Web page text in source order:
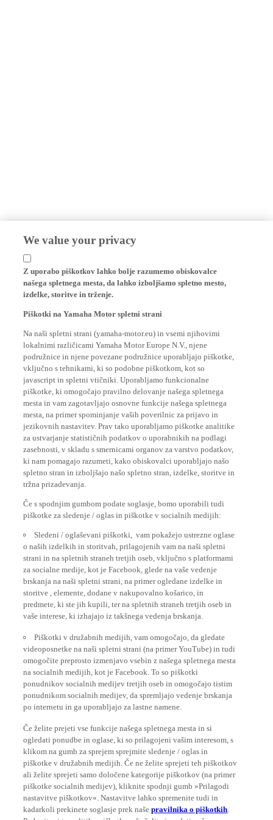
We value your privacy
Z uporabo piškotkov lahko bolje razumemo obiskovalce
našega spletnega mesta, da lahko izboljšamo spletno mesto,
izdelke, storitve in trženje.
Piškotki na Yamaha Motor spletni strani
Na naši spletni strani (yamaha-motor.eu) in vsemi njihovimi
lokalnimi različicami Yamaha Motor Europe N.V., njene
podružnice in njene povezane podružnice uporabljajo piškotke,
vključno s tehnikami, ki so podobne piškotkom, kot so
javascript in spletni vtičniki. Uporabljamo funkcionalne
piškotke, ki omogočajo pravilno delovanje našega spletnega
mesta in vam zagotavljajo osnovne funkcije našega spletnega
mesta, na primer spominjanje vaših poverilnic za prijavo in
jezikovnih nastavitev. Prav tako uporabljamo piškotke analitike
za ustvarjanje statističnih podatkov o uporabnikih na podlagi
zasebnosti, v skladu s smernicami organov za varstvo podatkov,
ki nam pomagajo razumeti, kako obiskovalci uporabljajo našo
spletno stran in izboljšajo našo spletno stran, izdelke, storitve in
tržna prizadevanja.
Če s spodnjim gumbom podate soglasje, bomo uporabili tudi
piškotke za sledenje / oglas in piškotke v socialnih medijih:
Sledeni / oglaševani piškotki, vam pokažejo ustrezne oglase
o naših izdelkih in storitvah, prilagojenih vam na naši spletni
strani in na spletnih straneh tretjih oseb, vključno s platformami
za socialne medije, kot je Facebook, glede na vaše vedenje
brskanja na naši spletni strani, na primer ogledane izdelke in
storitve , elemente, dodane v nakupovalno košarico, in
predmete, ki ste jih kupili, ter na spletnih straneh tretjih oseb in
vaše interese, ki izhajajo iz takšnega vedenja brskanja.
Piškotki v družabnih medijih, vam omogočajo, da gledate
videoposnetke na naši spletni strani (na primer YouTube) in tudi
omogočite preprosto izmenjavo vsebin z našega spletnega mesta
na socialnih medijih, kot je Facebook. To so piškotki
ponudnikov socialnih medijev tretjih oseb in omogočajo tistim
ponudnikom socialnih medijev, da spremljajo vedenje brskanja
po internetu in ga uporabljajo za lastne namene.
Če želite prejeti vse funkcije našega spletnega mesta in si
ogledati ponudbe in oglase, ki so prilagojeni vašim interesom, s
klikom na gumb za sprejem sprejmite sledenje / oglas in
piškotke v družabnih medijih. Če ne želite sprejeti teh piškotkov
ali želite sprejeti samo določene kategorije piškotkov (na primer
piškotke socialnih medijev), kliknite spodnji gumb »Prilagodi
nastavitve piškotkov«. Nastavitve lahko spremenite tudi in
kadarkoli prekinete soglasje prek našepravilnika o piškotkih